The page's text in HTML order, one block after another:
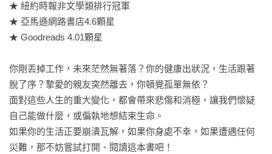
★ 紐約時報非文學類排行冠軍
★ 亞馬遜網路書店4.6顆星
★ Goodreads 4.01顆星
你剛丟掉工作，未來茫然無著落？你的健康出狀況，生活跟著
脫了序？摯愛的親友突然離去，你頓覺孤單無依？
面對這些人生的重大變化，都會帶來悲傷和消極，讓我們懷疑
自己能做什麼，或偏執地想結束生命。
如果你的生活正要崩潰瓦解，如果你身處不幸，如果遭遇任何
災難，那不妨嘗試打開、閱讀這本書吧！